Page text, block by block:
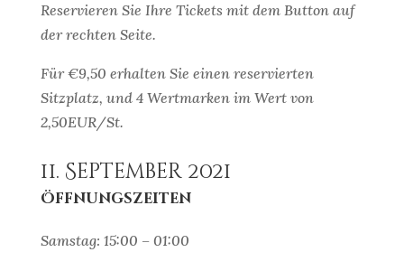
Reservieren Sie Ihre Tickets mit dem Button auf
der rechten Seite.
Für €9,50 erhalten Sie einen reservierten
Sitzplatz, und 4 Wertmarken im Wert von
2,50EUR/St.
11. September 2021
Öffnungszeiten
Samstag: 15:00 – 01:00